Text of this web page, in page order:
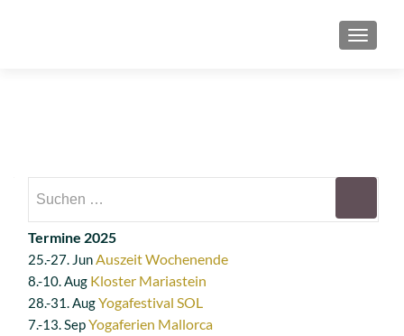
nach:
Termine 2025
25.-27. JunAuszeit Wochenende
8.-10. Aug Kloster Mariastein
28.-31. AugYogafestival SOL
7.-13. SepYogaferien Mallorca